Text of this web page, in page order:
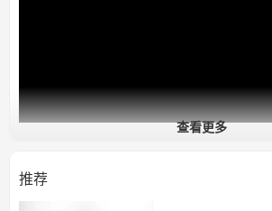
查看更多
推荐